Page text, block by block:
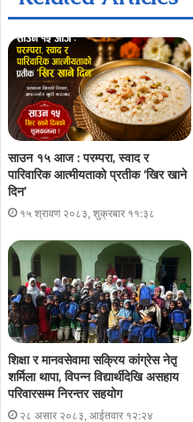
साउन १५ आज : परम्परा, स्वाद र
पारिवारिक आत्मीयताको प्रतीक ‘खिर खाने
दिन’
१५ श्रावण २०८३, शुक्रबार ११:३८
शिक्षा र मानवसेवामा सक्रिय कांग्रेस नेतृ
शर्मिला थापा, विपन्न विद्यार्थीदेखि असहाय
परिवारसम्म निरन्तर सहयोग
२८ असार २०८३, आईतवार १२:२४